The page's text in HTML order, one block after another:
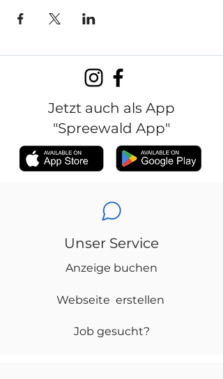
Jetzt auch als App
"Spreewald App"
Unser Service
Anzeige buchen
Webseite erstellen
Job gesucht?